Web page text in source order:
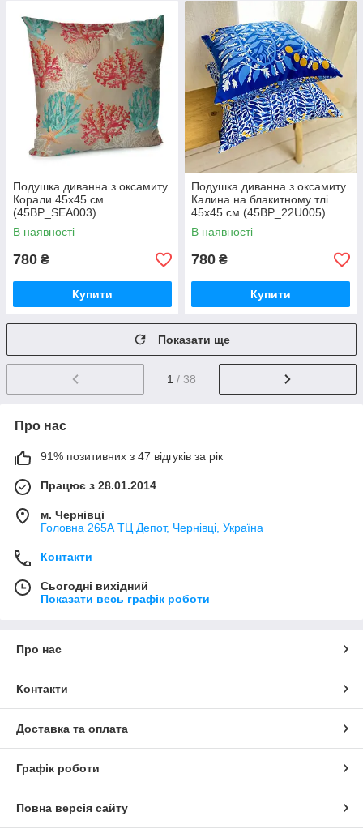
Подушка диванна з оксамиту
Корали 45x45 см
(45BP_SEA003)
В наявності
780 ₴
Купити
Подушка диванна з оксамиту
Калина на блакитному тлі
45x45 см (45BP_22U005)
В наявності
780 ₴
Купити
Показати ще
1 / 38
Про нас
91% позитивних з 47 відгуків за рік
Працює з 28.01.2014
м. Чернівці
Головна 265А ТЦ Депот, Чернівці, Україна
Контакти
Сьогодні вихідний
Показати весь графік роботи
Про нас
Контакти
Доставка та оплата
Графік роботи
Повна версія сайту